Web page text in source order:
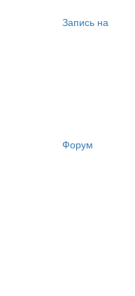
Запись на
Форум